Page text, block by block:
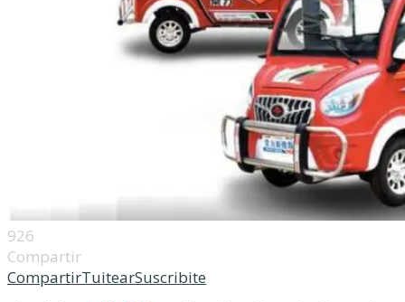
926
Compartir
CompartirTuitearSuscribite